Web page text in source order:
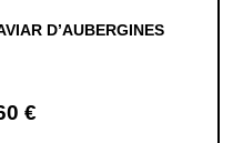
D’AUBERGINES
€